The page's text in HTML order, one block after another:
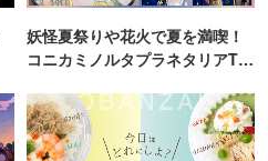
妖怪夏祭りや花火で夏を満喫！
コニカミノルタプラネタリアTO